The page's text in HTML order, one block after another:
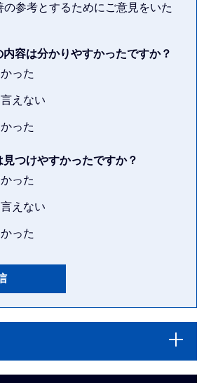
の参考とするためにご意見をいた
内容は分かりやすかったですか？
った
えない
った
見つけやすかったですか？
った
えない
った